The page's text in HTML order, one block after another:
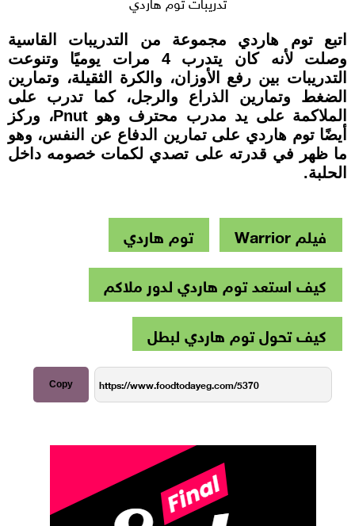
اتبع توم هاردي مجموعة من التدريبات القاسية
وصلت لأنه كان يتدرب 4 مرات يوميًا وتنوعت
التدريبات بين رفع الأوزان، والكرة الثقيلة، وتمارين
الضغط وتمارين الذراع والرجل، كما تدرب على
الملاكمة على يد مدرب محترف وهو Pnut، وركز
أيضًا توم هاردي على تمارين الدفاع عن النفس، وهو
ما ظهر في قدرته على تصدي لكمات خصومه داخل
الحلبة.
فيلم Warrior
توم هاردي
كيف استعد توم هاردي لدور ملاكم
كيف تحول توم هاردي لبطل
Copy